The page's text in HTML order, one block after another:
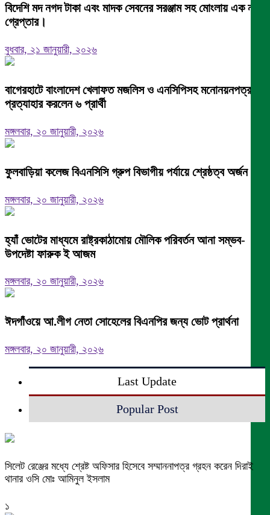
বিদেশি মদ নগদ টাকা এবং মাদক সেবনের সরঞ্জাম সহ মোংলায় এক নারী
গ্রেপ্তার।
বুধবার, ২১ জানুয়ারী, ২০২৬
বাগেরহাটে বাংলাদেশ খেলাফত মজলিস ও এনসিপিসহ মনোনয়নপত্র
প্রত্যাহার করলেন ৬ প্রার্থী
মঙ্গলবার, ২০ জানুয়ারী, ২০২৬
ফুলবাড়িয়া কলেজ বিএনসিসি গ্রুপ বিভাগীয় পর্যায়ে শ্রেষ্ঠত্ব অর্জন।
মঙ্গলবার, ২০ জানুয়ারী, ২০২৬
হ্যাঁ ভোটের মাধ্যমে রাষ্ট্রকাঠামোয় মৌলিক পরিবর্তন আনা সম্ভব-
উপদেষ্টা ফারুক ই আজম
মঙ্গলবার, ২০ জানুয়ারী, ২০২৬
ঈদগাঁওয়ে আ.লীগ নেতা সোহেলের বিএনপির জন্য ভোট প্রার্থনা
মঙ্গলবার, ২০ জানুয়ারী, ২০২৬
Last Update
Popular Post
সিলেট রেঞ্জের মধ্যে শ্রেষ্ট অফিসার হিসেবে সম্মাননাপত্র গ্রহন করেন দিরাই
থানার ওসি মোঃ আমিনুল ইসলাম
১